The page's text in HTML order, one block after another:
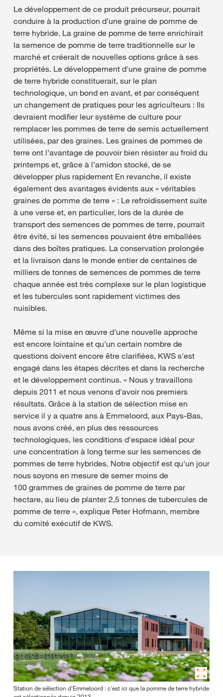
Le développement de ce produit précurseur, pourrait
conduire à la production d’une graine de pomme de
terre hybride. La graine de pomme de terre enrichirait
la semence de pomme de terre traditionnelle sur le
marché et créerait de nouvelles options grâce à ses
propriétés. Le développement d'une graine de pomme
de terre hybride constituerait, sur le plan
technologique, un bond en avant, et par conséquent
un changement de pratiques pour les agriculteurs : Ils
devraient modifier leur système de culture pour
remplacer les pommes de terre de semis actuellement
utilisées, par des graines. Les graines de pommes de
terre ont l’avantage de pouvoir bien résister au froid du
printemps et, grâce à l’amidon stocké, de se
développer plus rapidement En revanche, il existe
également des avantages évidents aux « véritables
graines de pomme de terre » : Le refroidissement suite
à une verse et, en particulier, lors de la durée de
transport des semences de pommes de terre, pourrait
être évité, si les semences pouvaient être emballées
dans des boîtes pratiques. La conservation prolongée
et la livraison dans le monde entier de centaines de
milliers de tonnes de semences de pommes de terre
chaque année est très complexe sur le plan logistique
et les tubercules sont rapidement victimes des
nuisibles.
Même si la mise en œuvre d'une nouvelle approche
est encore lointaine et qu'un certain nombre de
questions doivent encore être clarifiées, KWS s'est
engagé dans les étapes décrites et dans la recherche
et le développement continus. « Nous y travaillons
depuis 2011 et nous venons d'avoir nos premiers
résultats. Grâce à la station de sélection mise en
service il y a quatre ans à Emmeloord, aux Pays-Bas,
nous avons créé, en plus des ressources
technologiques, les conditions d'espace idéal pour
une concentration à long terme sur les semences de
pommes de terre hybrides. Notre objectif est qu'un jour
nous soyons en mesure de semer moins de
100 grammes de graines de pomme de terre par
hectare, au lieu de planter 2,5 tonnes de tubercules de
pomme de terre », explique Peter Hofmann, membre
du comité exécutif de KWS.
Station de sélection d'Emmeloord : c'est ici que la pomme de terre hybride